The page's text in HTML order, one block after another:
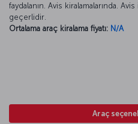
faydalanın. Avis kiralamalarında.
geçerlidir.
Ortalama araç kiralama fiyatı: N/A
Araç